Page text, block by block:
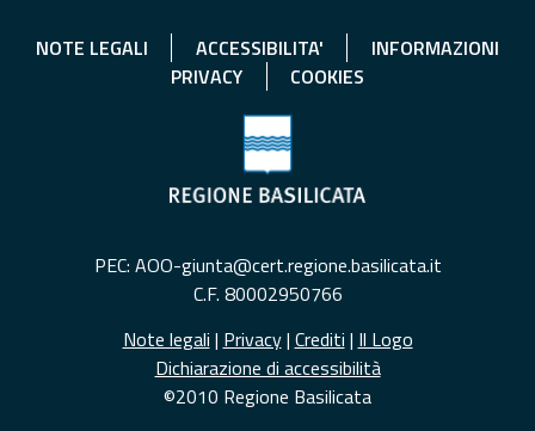
NOTE LEGALI ACCESSIBILITA'
INFORMAZIONI
PRIVACY
COOKIES
PEC: AOO-giunta@cert.regione.basilicata.it
C.F. 80002950766
Note legali | Privacy| Crediti | Il Logo
Dichiarazione di accessibilità
©2010 Regione Basilicata